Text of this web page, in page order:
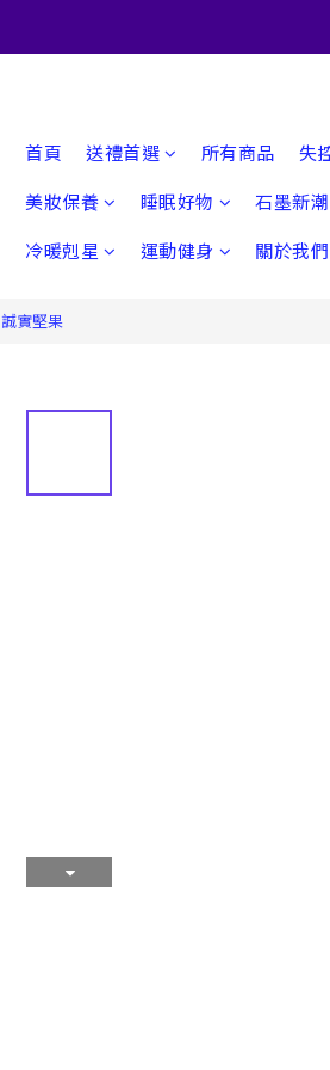
首頁 送禮首選 所有商品
失
美妝保養
睡眠好物
石墨新潮
冷暖剋星
運動健身 關於我們
誠實堅果